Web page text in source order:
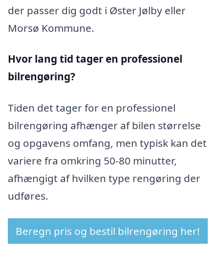
der passer dig godt i Øster Jølby eller
Morsø Kommune.
Hvor lang tid tager en professionel
bilrengøring?
Tiden det tager for en professionel
bilrengøring afhænger af bilen størrelse
og opgavens omfang, men typisk kan det
variere fra omkring 50-80 minutter,
afhængigt af hvilken type rengøring der
udføres.
Beregn pris og bestil bilrengøring her!